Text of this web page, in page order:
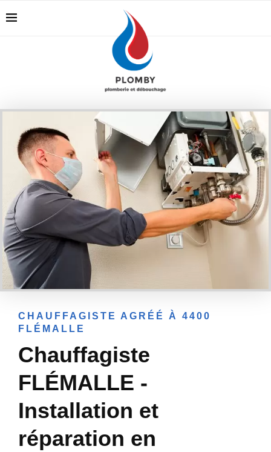
CHAUFFAGISTE AGRÉÉ À 4400
FLÉMALLE
Chauffagiste
FLÉMALLE -
Installation et
réparation en